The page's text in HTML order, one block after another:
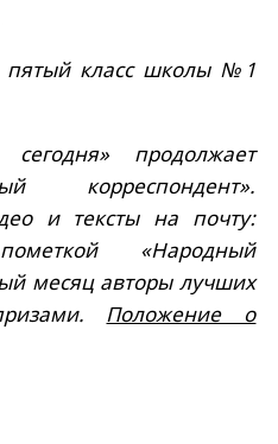
пятый класс школы №1
продолжает
корреспондент».
и тексты на почту:
«Народный
месяц авторы лучших
Положение о